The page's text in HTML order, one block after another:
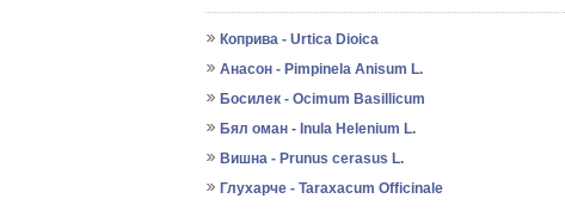
Коприва - Urtica Dioica
Анасон - Pimpinela Anisum L.
Босилек - Ocimum Basillicum
Бял оман - Inula Helenium L.
Вишна - Prunus cerasus L.
Глухарче - Taraxacum Officinale